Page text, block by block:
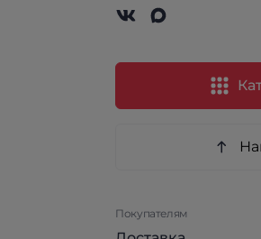
Покупателям